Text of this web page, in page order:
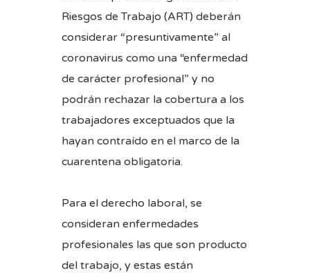
Riesgos de Trabajo (ART) deberán
considerar “presuntivamente” al
coronavirus como una “enfermedad
de carácter profesional” y no
podrán rechazar la cobertura a los
trabajadores exceptuados que la
hayan contraído en el marco de la
cuarentena obligatoria.
Para el derecho laboral, se
consideran enfermedades
profesionales las que son producto
del trabajo, y estas están